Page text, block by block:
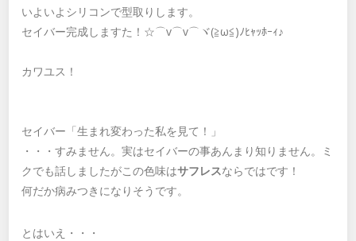
いよいよシリコンで型取りします。
セイバー完成しますた！☆⌒v⌒v⌒ヾ(≧ω≦)ﾉﾋｬｯﾎｰｨ♪
カワユス！
セイバー「生まれ変わった私を見て！」
・・・すみません。実はセイバーの事あんまり知りません。ミ
クでも話しましたがこの色味はサフレスならではです！
何だか病みつきになりそうです。
とはいえ・・・